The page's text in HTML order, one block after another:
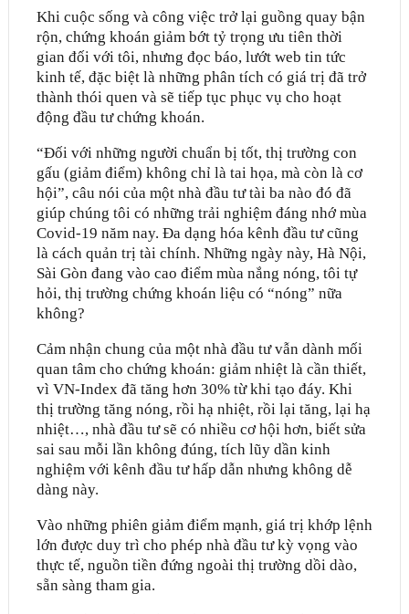
Khi cuộc sống và công việc trở lại guồng quay bận
rộn, chứng khoán giảm bớt tỷ trọng ưu tiên thời
gian đối với tôi, nhưng đọc báo, lướt web tin tức
kinh tế, đặc biệt là những phân tích có giá trị đã trở
thành thói quen và sẽ tiếp tục phục vụ cho hoạt
động đầu tư chứng khoán.
“Ðối với những người chuẩn bị tốt, thị trường con
gấu (giảm điểm) không chỉ là tai họa, mà còn là cơ
hội”, câu nói của một nhà đầu tư tài ba nào đó đã
giúp chúng tôi có những trải nghiệm đáng nhớ mùa
Covid-19 năm nay. Ða dạng hóa kênh đầu tư cũng
là cách quản trị tài chính. Những ngày này, Hà Nội,
Sài Gòn đang vào cao điểm mùa nắng nóng, tôi tự
hỏi, thị trường chứng khoán liệu có “nóng” nữa
không?
Cảm nhận chung của một nhà đầu tư vẫn dành mối
quan tâm cho chứng khoán: giảm nhiệt là cần thiết,
vì VN-Index đã tăng hơn 30% từ khi tạo đáy. Khi
thị trường tăng nóng, rồi hạ nhiệt, rồi lại tăng, lại hạ
nhiệt…, nhà đầu tư sẽ có nhiều cơ hội hơn, biết sửa
sai sau mỗi lần không đúng, tích lũy dần kinh
nghiệm với kênh đầu tư hấp dẫn nhưng không dễ
dàng này.
Vào những phiên giảm điểm mạnh, giá trị khớp lệnh
lớn được duy trì cho phép nhà đầu tư kỳ vọng vào
thực tế, nguồn tiền đứng ngoài thị trường dồi dào,
sẵn sàng tham gia.